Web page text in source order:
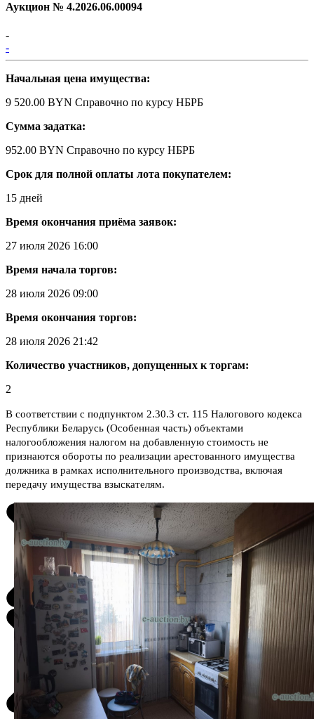
Аукцион № 4.2026.06.00094
-
-
Начальная цена имущества:
9 520.00 BYN Справочно по курсу НБРБ
Сумма задатка:
952.00 BYN Справочно по курсу НБРБ
Срок для полной оплаты лота покупателем:
15 дней
Время окончания приёма заявок:
27 июля 2026 16:00
Время начала торгов:
28 июля 2026 09:00
Время окончания торгов:
28 июля 2026 21:42
Количество участников, допущенных к торгам:
2
В соответствии с подпунктом 2.30.3 ст. 115 Налогового кодекса
Республики Беларусь (Особенная часть) объектами
налогообложения налогом на добавленную стоимость не
признаются обороты по реализации арестованного имущества
должника в рамках исполнительного производства, включая
передачу имущества взыскателям.